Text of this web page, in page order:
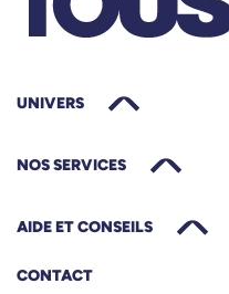
UNIVERS
NOS SERVICES
AIDE ET CONSEILS
CONTACT